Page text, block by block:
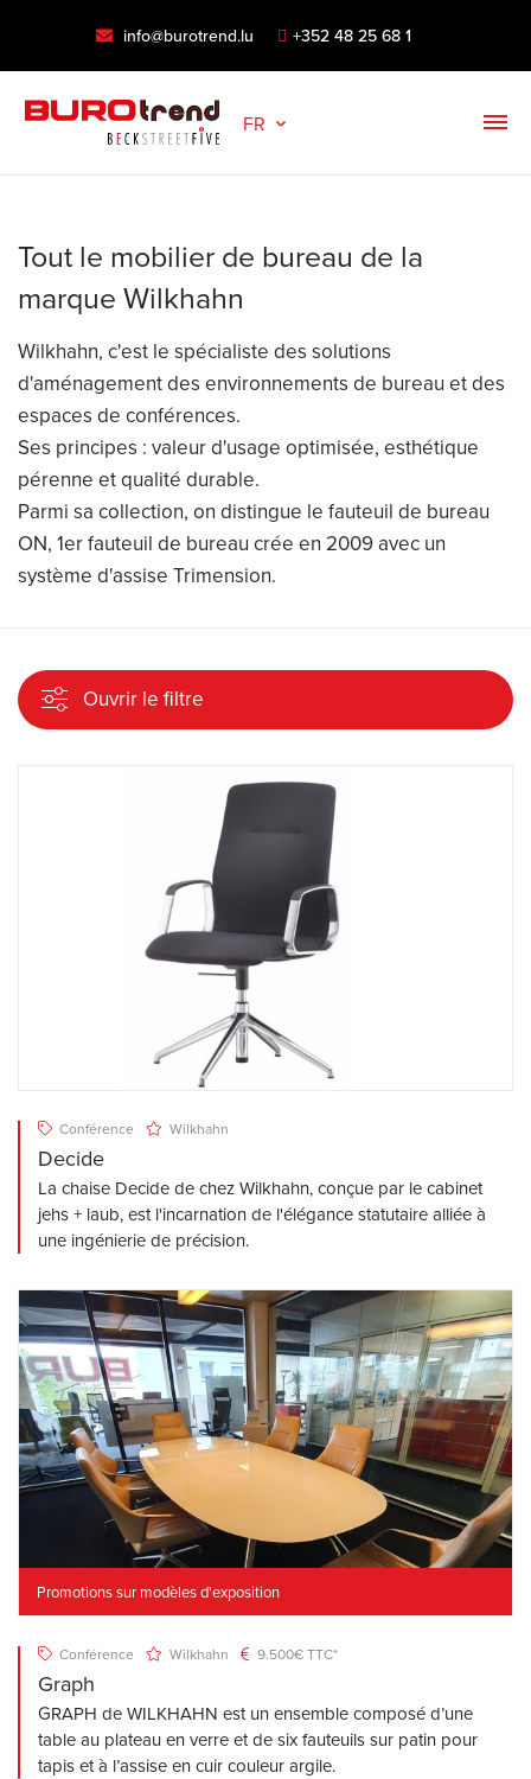
info@burotrend.lu +352 48 25 68 1
FR
Tout le mobilier de bureau de la
marque Wilkhahn
Wilkhahn, c'est le spécialiste des solutions
d'aménagement des environnements de bureau et des
espaces de conférences.
Ses principes : valeur d'usage optimisée, esthétique
pérenne et qualité durable.
Parmi sa collection, on distingue le fauteuil de bureau
ON, 1er fauteuil de bureau crée en 2009 avec un
système d'assise Trimension.
Ouvrir le filtre
Conférence Wilkhahn
Decide
La chaise Decide de chez Wilkhahn, conçue par le cabinet
jehs + laub, est l'incarnation de l'élégance statutaire alliée à
une ingénierie de précision.
Promotions sur modèles d'exposition
Conférence Wilkhahn 9.500€ TTC*
Graph
GRAPH de WILKHAHN est un ensemble composé d’une
table au plateau en verre et de six fauteuils sur patin pour
tapis et à l’assise en cuir couleur argile.